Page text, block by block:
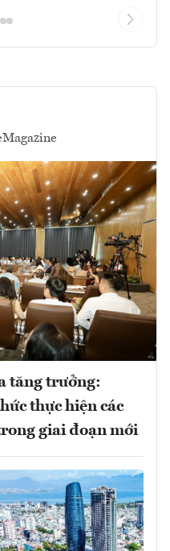
tăng trưởng:
thực hiện các
giai đoạn mới